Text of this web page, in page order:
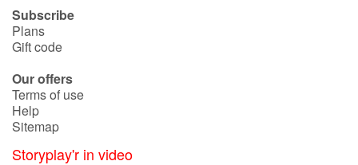
Subscribe
Plans
Gift code
Our offers
Terms of use
Help
Sitemap
Storyplay'r in video